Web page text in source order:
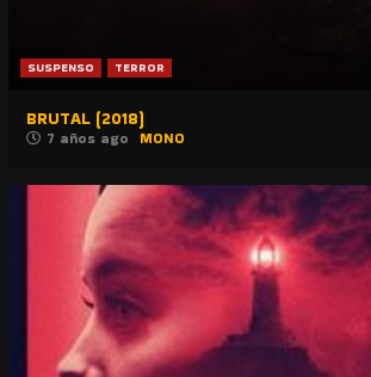
SUSPENSO TERROR
BRUTAL (2018)
7 años ago MONO